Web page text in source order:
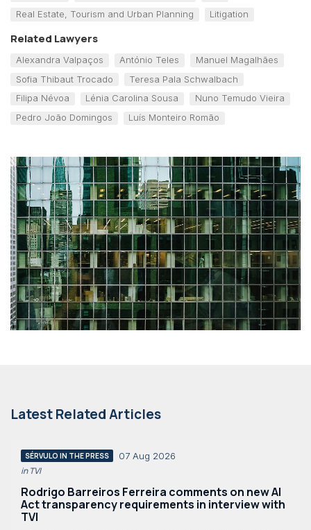
Real Estate, Tourism and Urban Planning
Litigation
Related Lawyers
Alexandra Valpaços António Teles
Manuel Magalhães
Sofia Thibaut Trocado
Teresa Pala Schwalbach
Filipa Névoa
Lénia Carolina Sousa
Nuno Temudo Vieira
Pedro João Domingos
Luís Monteiro Romão
Latest Related Articles
SÉRVULO IN THE PRESS 07 Aug 2026
in TVI
Rodrigo Barreiros Ferreira comments on new AI
Act transparency requirements in interview with
TVI